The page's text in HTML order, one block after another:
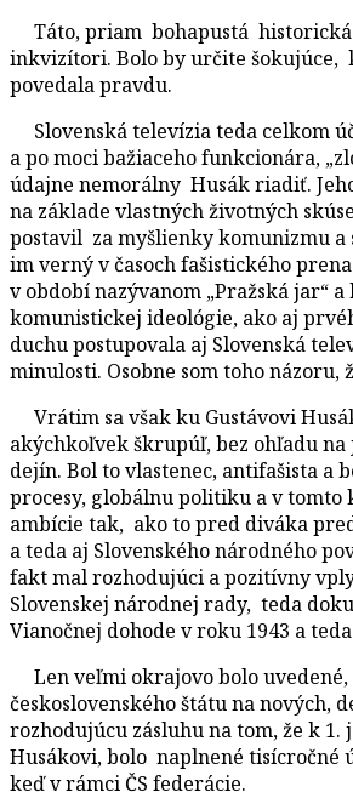
Táto, priam bohapustá historická
inkvizítori. Bolo by určite šokujúce,
povedala pravdu.
Slovenská televízia teda celkom
a po moci bažiaceho funkcionára,
údajne nemorálny Husák riadiť.
na základe vlastných životných
postavil za myšlienky komunizmu a
im verný v časoch fašistického
v období nazývanom „Pražská jar“
komunistickej ideológie, ako aj
duchu postupovala aj Slovenská
minulosti. Osobne som toho
Vrátim sa však ku Gustávovi
akýchkoľvek škrupúľ, bez ohľadu
dejín. Bol to vlastenec, antifašista a
procesy, globálnu politiku a v tomto
ambície tak, ako to pred diváka
a teda aj Slovenského národného
fakt mal rozhodujúci a pozitívny
Slovenskej národnej rady, teda
Vianočnej dohode v roku 1943 a
Len veľmi okrajovo bolo uvedené,
československého štátu na nových,
rozhodujúcu zásluhu na tom, že k
Husákovi, bolo naplnené tisícročné
keď v rámci ČS federácie.